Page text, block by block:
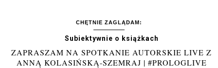
CHĘTNIE ZAGLĄDAM:
Subiektywnie o książkach
ZAPRASZAM NA SPOTKANIE AUTORSKIE LIVE Z
ANNĄ KOLASIŃSKĄ-SZEMRAJ | #PROLOGLIVE